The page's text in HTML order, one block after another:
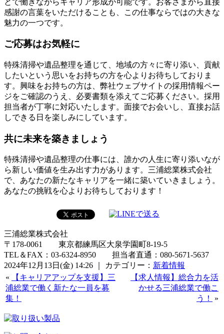
感謝の言葉をいただけることも、この仕事ならではの大きな
魅力の一つです。
ご応募はお気軽に
特殊清掃や遺品整理を通じて、地域の方々に寄り添い、貢献
したいという思いをお持ちの方を心よりお待ちしておりま
す。興味をお持ちの方は、弊社ウェブサイトの採用情報ペー
ジをご確認のうえ、必要書類を添えてご応募ください。採用
担当者が丁寧に対応いたします。面接でお会いし、直接お話
しできる日を楽しみにしています。
共に未来を築きましょう
特殊清掃や遺品整理の仕事には、誰かの人生に寄り添いなが
ら新しい価値を生み出す力があります。三浦総業株式会社
で、あなたの新たなキャリアを一緒に築いていきましょう。
あなたの挑戦を心よりお待ちしております！
三浦総業株式会社
〒178-0061 東京都練馬区大泉学園町8-19-5
TEL＆FAX：03-6324-8950 担当者直通：080-5671-5637
2024年12月13日(金) 14:26 ｜ カテゴリー： 新着情報
«
【キャリアアップを支援】三
浦総業で働く新たな一員を募
集！
【求人情報】総合力を活
かせる三浦総業で働こ
う！
»